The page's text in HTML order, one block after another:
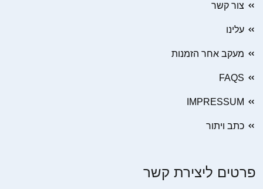
צור קשר
עלינו
מעקב אחר הזמנות
FAQS
IMPRESSUM
כתב ויתור
פרטים ליצירת קשר